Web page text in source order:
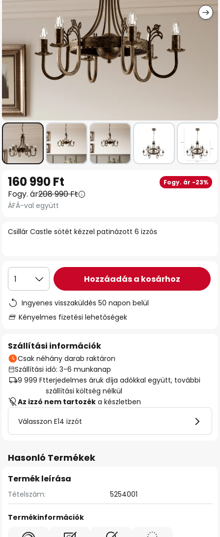
képgaléria
elejére
Csillár Castle sötét kézzel patinázott 6 izzós
160 990 Ft Fogy. ár -23%
Fogy. ár208 990 Ft
ÁFÁ-val együtt
1 Hozzáadás a kosárhoz
Ingyenes visszaküldés 50 napon belül
Kényelmes fizetési lehetőségek
Szállítási információk
Csak néhány darab raktáron
Szállítási idő: 3-6 munkanap
9 999 Ftterjedelmes áruk díja adókkal együtt, további
szállítási költség nélkül
Az izzó nem tartozék a készletben
Válasszon E14 izzót
Hasonló Termékek
Termék leírása
Tételszám: 5254001
Termékinformációk